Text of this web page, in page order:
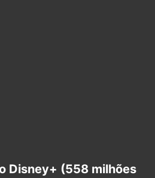
Disney+ (558 milhões